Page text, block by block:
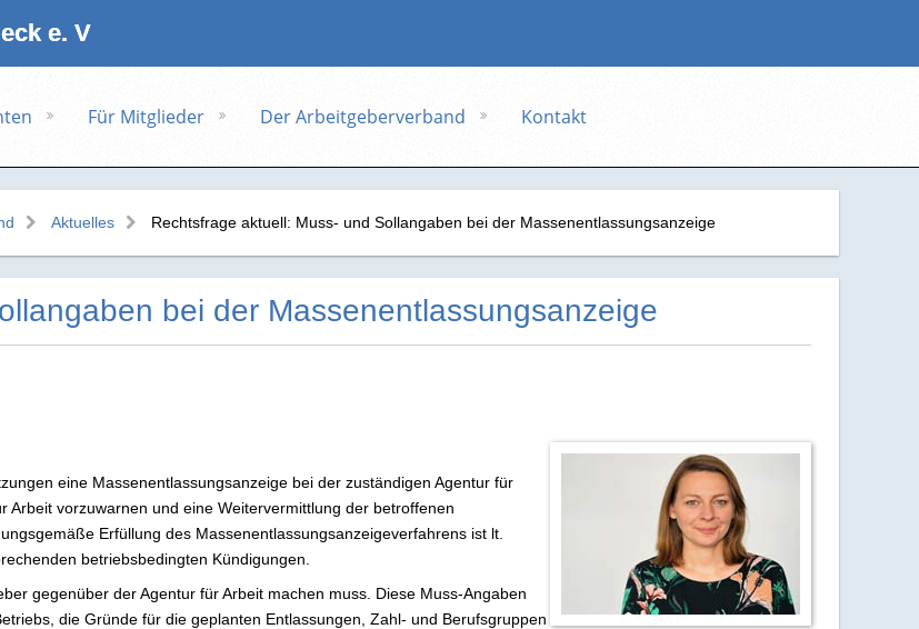
e. V
Für Mitglieder Der Arbeitgeberverband Kontakt
Aktuelles Rechtsfrage aktuell: Muss- und Sollangaben bei der Massenentlassungsanzeige
bei der Massenentlassungsanzeige
eine Massenentlassungsanzeige bei der zuständigen Agentur für
vorzuwarnen und eine Weitervermittlung der betroffenen
Erfüllung des Massenentlassungsanzeigeverfahrens ist lt.
betriebsbedingten Kündigungen.
gegenüber der Agentur für Arbeit machen muss. Diese Muss-Angaben
die Gründe für die geplanten Entlassungen, Zahl- und Berufsgruppen